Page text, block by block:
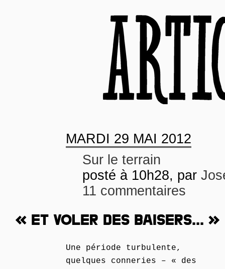
MARDI 29 MAI 2012
Sur le terrain
posté à 10h28, par
11 commentaires
« ET VOLER DES BAISERS... »
Une période turbulente,
quelques conneries – « des